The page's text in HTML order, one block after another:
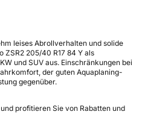
leises Abrollverhalten und solide
ZSR2 205/40 R17 84 Y als
und SUV aus. Einschränkungen bei
der guten Aquaplaning-
gegenüber.
profitieren Sie von Rabatten und